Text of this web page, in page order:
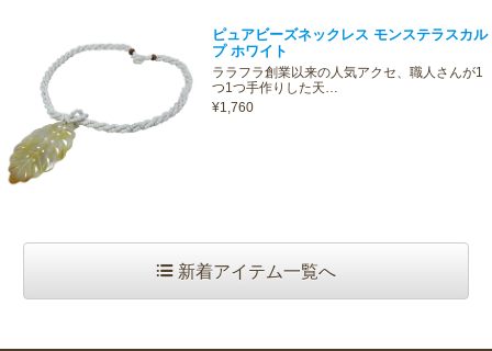
ピュアビーズネックレス モンステラスカル
プ ホワイト
ララフラ創業以来の人気アクセ、職人さんが1
つ1つ手作りした天…
¥1,760
新着アイテム一覧へ